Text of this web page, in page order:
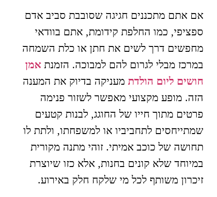
אם אתם מתכננים חגיגה שסובבת סביב אדם
ספציפי, כמו החלפת קידומת, אתם בוודאי
מחפשים דרך לשים את חתן או כלת השמחה
במרכז מבלי לגרום להם למבוכה. הזמנת אמן
חושים ליום הולדתמעניקה בדיוק את המענה
הזה. מופע מקצועי מאפשר לשזור פנימה
פרטים מתוך חייו של החוגג, לבנות קטעים
שמתייחסים לתחביביו או למשפחתו, ולתת לו
תחושה של כוכב אמיתי. זוהי מתנה מקורית
במיוחד שלא קונים בחנות, אלא כזו שיוצרת
זיכרון משותף לכל מי שלקח חלק באירוע.